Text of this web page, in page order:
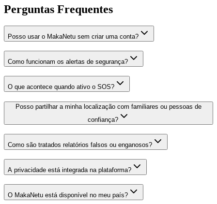
Perguntas Frequentes
Posso usar o MakaNetu sem criar uma conta?
Como funcionam os alertas de segurança?
O que acontece quando ativo o SOS?
Posso partilhar a minha localização com familiares ou pessoas de
confiança?
Como são tratados relatórios falsos ou enganosos?
A privacidade está integrada na plataforma?
O MakaNetu está disponível no meu país?